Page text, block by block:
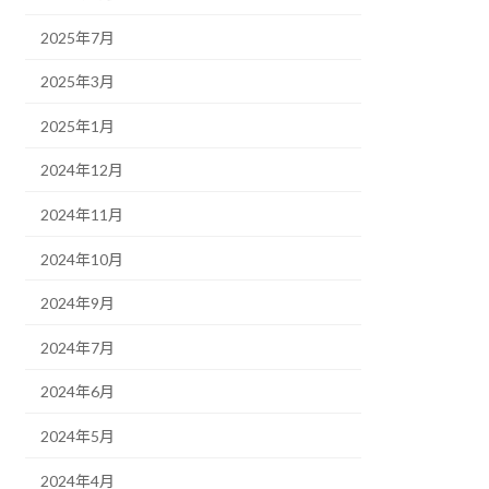
2025年7月
2025年3月
2025年1月
2024年12月
2024年11月
2024年10月
2024年9月
2024年7月
2024年6月
2024年5月
2024年4月